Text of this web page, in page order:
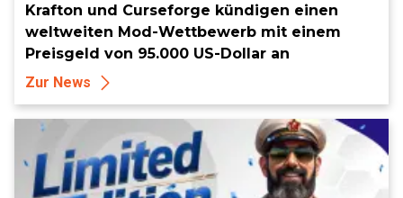
Krafton und Curseforge kündigen einen
weltweiten Mod-Wettbewerb mit einem
Preisgeld von 95.000 US-Dollar an
Zur News